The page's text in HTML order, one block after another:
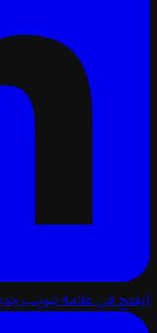
في علامة تبويب جديدة)